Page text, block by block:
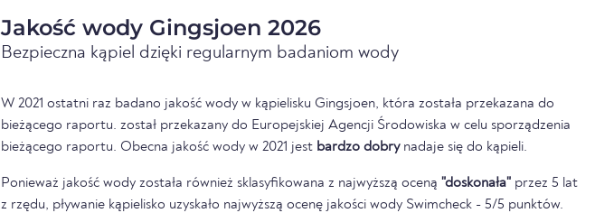
Jakość wody Gingsjoen 2026
Bezpieczna kąpiel dzięki regularnym badaniom wody
W 2021 ostatni raz badano jakość wody w kąpielisku Gingsjoen, która została przekazana do
bieżącego raportu. został przekazany do Europejskiej Agencji Środowiska w celu sporządzenia
bieżącego raportu. Obecna jakość wody w 2021 jest bardzo dobrynadaje się do kąpieli.
Ponieważ jakość wody została również sklasyfikowana z najwyższą oceną "doskonała" przez 5 lat
z rzędu, pływanie kąpielisko uzyskało najwyższą ocenę jakości wody Swimcheck - 5/5 punktów.